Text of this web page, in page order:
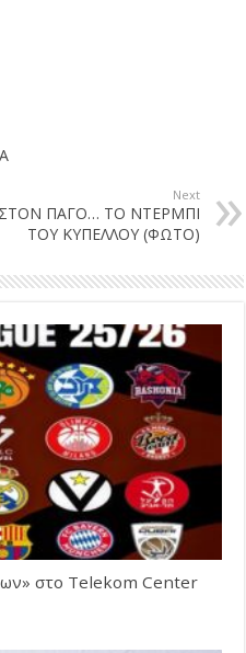
Next
ΣΤΟΝ ΠΑΓΟ… ΤΟ ΝΤΕΡΜΠΙ
ΤΟΥ ΚΥΠΕΛΛΟΥ (ΦΩΤΟ)
στο Telekom Center